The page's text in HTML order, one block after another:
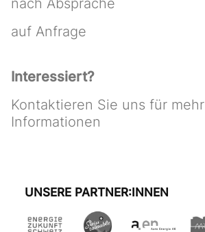
auf Anfrage
Interessiert?
Kontaktieren Sie uns für mehr
Informationen
UNSERE PARTNER:INNEN